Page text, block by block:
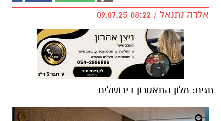
אלדה נתנאל / 08:22 09.07.25
תגים: מלון התאטרון בירושלים